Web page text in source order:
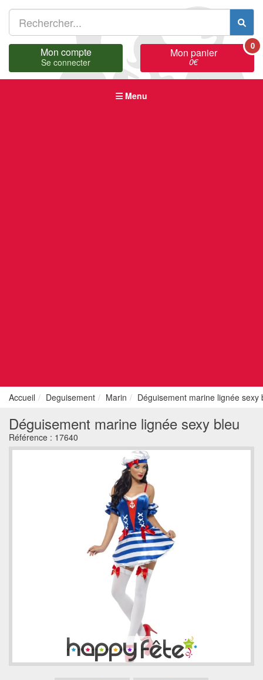
Mon compte
Se connecter
Mon panier
0€
0
Menu
Accueil Deguisement Marin Déguisement marine lignée sexy
Déguisement marine lignée sexy bleu
Référence : 17640